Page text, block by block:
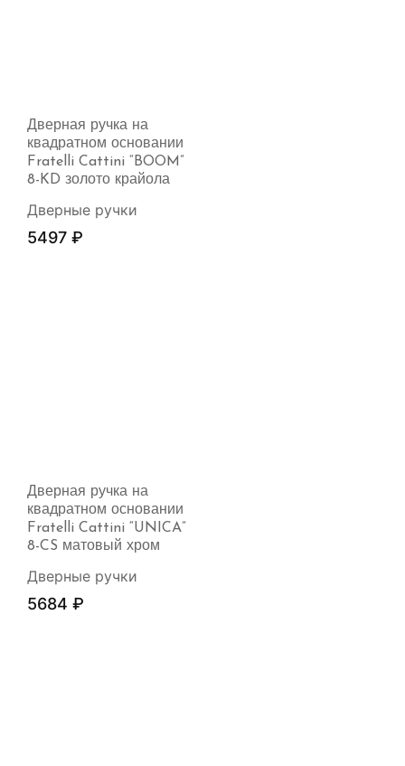
Дверная ручка на
квадратном основании
Fratelli Cattini “BOOM”
8-KD золото крайола
Дверные ручки
5497 ₽
Дверная ручка на
квадратном основании
Fratelli Cattini “UNICA”
8-CS матовый хром
Дверные ручки
5684 ₽